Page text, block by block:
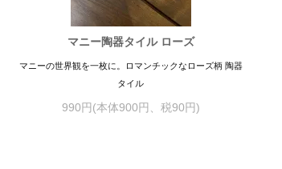
マニー陶器タイル ローズ
マニーの世界観を一枚に。ロマンチックなローズ柄 陶器
タイル
990円(本体900円、税90円)